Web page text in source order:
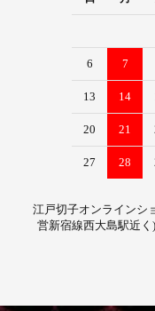
6 7
13 14
20 21
27 28
江戸切子オンラインシ
営新宿線西大島駅近